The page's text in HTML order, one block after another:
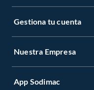
Servicio al Cliente
Venta a empresas
Gestiona tu cuenta
Gestiona tu cuenta
Nuestra Empresa
Nuestras tiendas
App Sodimac